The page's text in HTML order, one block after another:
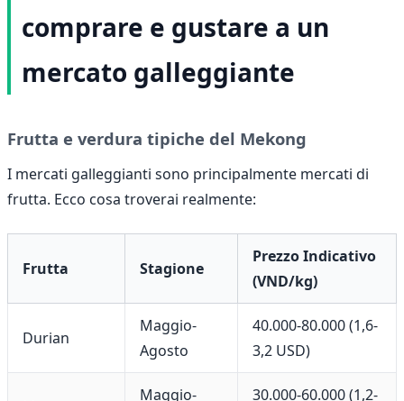
comprare e gustare a un
mercato galleggiante
Frutta e verdura tipiche del Mekong
I mercati galleggianti sono principalmente mercati di
frutta. Ecco cosa troverai realmente:
Frutta Stagione
Prezzo Indicativo
(VND/kg)
Durian
Maggio-
Agosto
40.000-80.000 (1,6-
3,2 USD)
Maggio-
30.000-60.000 (1,2-